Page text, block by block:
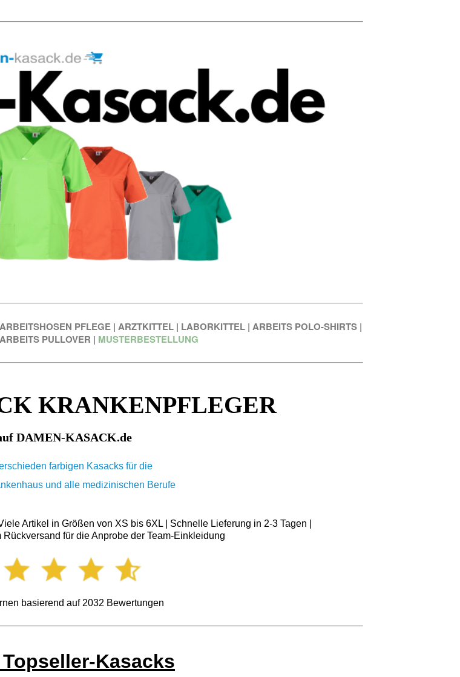
ARBEITSHOSEN PFLEGE | ARZTKITTEL | LABORKITTEL | ARBEITS POLO-SHIRTS |
ARBEITS PULLOVER | MUSTERBESTELLUNG
KRANKENPFLEGER
DAMEN-KASACK.de
farbigen Kasacks für die
und alle medizinischen Berufe
Artikel in Größen von XS bis 6XL | Schnelle Lieferung in 2-3 Tagen |
Rückversand für die Anprobe der Team-Einkleidung
basierend auf 2032 Bewertungen
Kasacks